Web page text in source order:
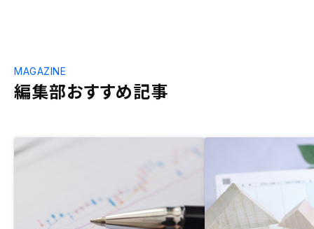
編集部おすすめ記事
MAGAZINE